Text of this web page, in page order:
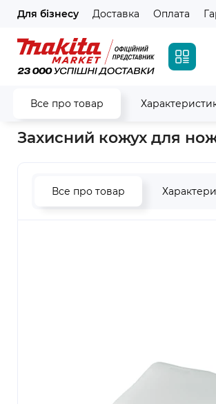
Для бізнесу Доставка Оплата
Все про товар
Головна Аксесуари Для садових
Захисний кожух для
Все про товар